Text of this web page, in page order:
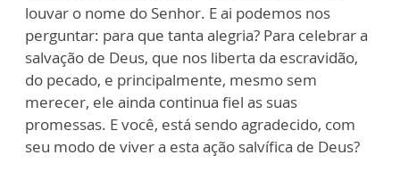
louvar o nome do Senhor. E ai podemos nos
perguntar: para que tanta alegria? Para celebrar a
salvação de Deus, que nos liberta da escravidão,
do pecado, e principalmente, mesmo sem
merecer, ele ainda continua fiel as suas
promessas. E você, está sendo agradecido, com
seu modo de viver a esta ação salvífica de Deus?